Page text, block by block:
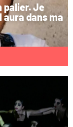
palier. Je
aura dans ma